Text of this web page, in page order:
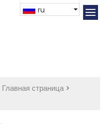
ru
Главная страница>